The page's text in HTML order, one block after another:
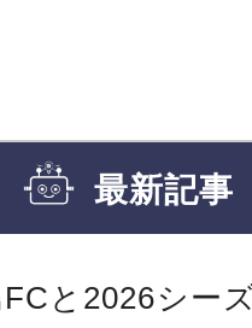
最新記事
と2026シー